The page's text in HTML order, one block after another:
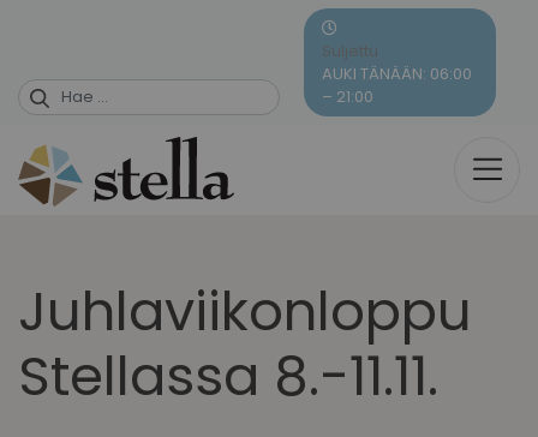
content
Suljettu
AUKI TÄNÄÄN: 06:00
– 21:00
Juhlaviikonloppu
Stellassa 8.-11.11.